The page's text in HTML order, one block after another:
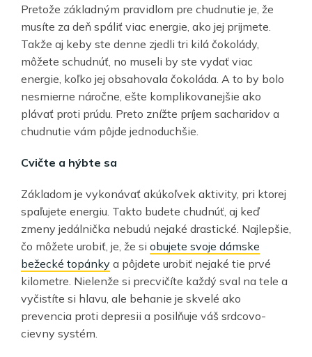
Pretože základným pravidlom pre chudnutie je, že
musíte za deň spáliť viac energie, ako jej prijmete.
Takže aj keby ste denne zjedli tri kilá čokolády,
môžete schudnúť, no museli by ste vydať viac
energie, koľko jej obsahovala čokoláda. A to by bolo
nesmierne náročne, ešte komplikovanejšie ako
plávať proti prúdu. Preto znížte príjem sacharidov a
chudnutie vám pôjde jednoduchšie.
Cvičte a hýbte sa
Základom je vykonávať akúkoľvek aktivity, pri ktorej
spaľujete energiu. Takto budete chudnúť, aj keď
zmeny jedálnička nebudú nejaké drastické. Najlepšie,
čo môžete urobiť, je, že si obujete svoje dámske
bežecké topánky a pôjdete urobiť nejaké tie prvé
kilometre. Nielenže si precvičíte každý sval na tele a
vyčistíte si hlavu, ale behanie je skvelé ako
prevencia proti depresii a posilňuje váš srdcovo-
cievny systém.